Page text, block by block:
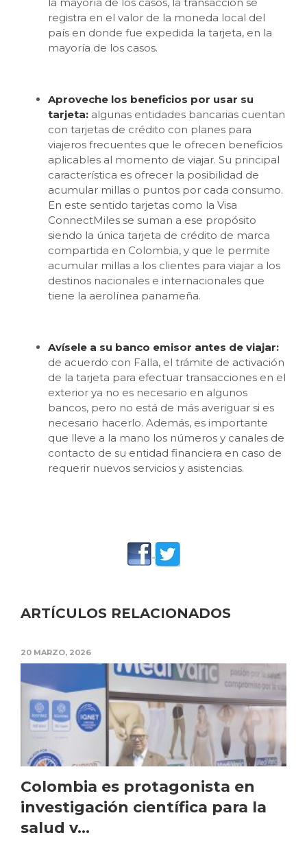
registra en el valor de la moneda local del
país en donde fue expedida la tarjeta, en la
mayoría de los casos.
Aproveche los beneficios por usar su
tarjeta: algunas entidades bancarias cuentan
con tarjetas de crédito con planes para
viajeros frecuentes que le ofrecen beneficios
aplicables al momento de viajar. Su principal
característica es ofrecer la posibilidad de
acumular millas o puntos por cada consumo.
En este sentido tarjetas como la Visa
ConnectMiles se suman a ese propósito
siendo la única tarjeta de crédito de marca
compartida en Colombia, y que le permite
acumular millas a los clientes para viajar a los
destinos nacionales e internacionales que
tiene la aerolínea panameña.
Avísele a su banco emisor antes de viajar:
de acuerdo con Falla, el trámite de activación
de la tarjeta para efectuar transacciones en el
exterior ya no es necesario en algunos
bancos, pero no está de más averiguar si es
necesario hacerlo. Además, es importante
que lleve a la mano los números y canales de
contacto de su entidad financiera en caso de
requerir nuevos servicios y asistencias.
ARTÍCULOS RELACIONADOS
20 MARZO, 2026
Colombia es protagonista en
investigación científica para la
salud v...